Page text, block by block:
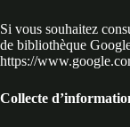
Si vous souhaitez
de bibliothèque
https://
Collecte